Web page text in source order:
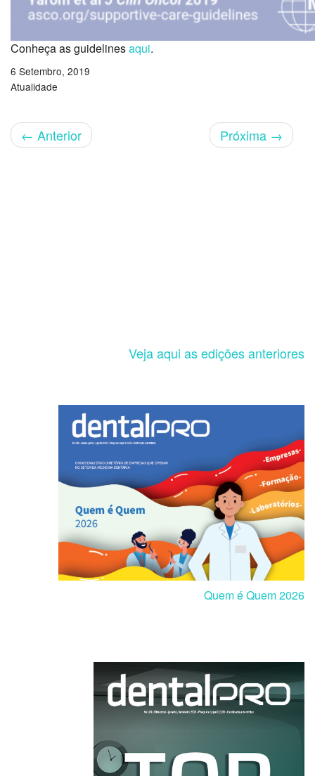
Conheça as guidelinesaqui.
6 Setembro, 2019
Atualidade
← Anterior Próxima →
Veja aqui as edições anteriores
Quem é Quem 2026